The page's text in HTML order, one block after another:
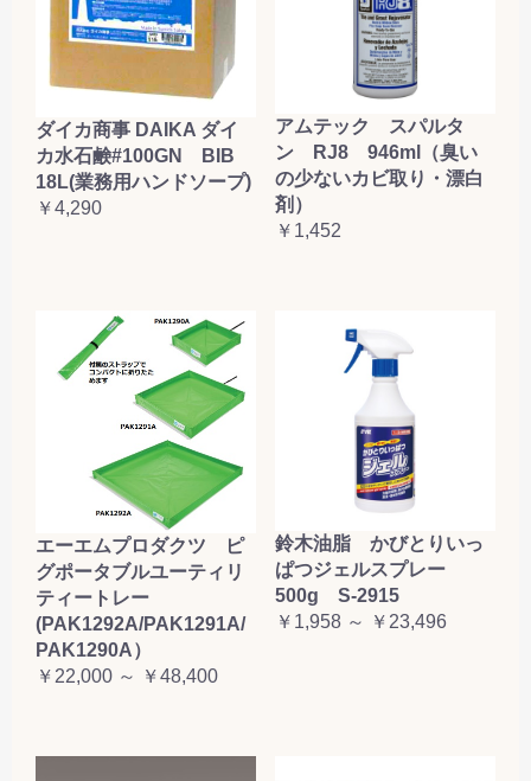
ダイカ商事 DAIKA ダイ
カ水石鹸#100GN BIB
18L(業務用ハンドソープ)
￥4,290
アムテック スパルタ
ン RJ8 946ml（臭い
の少ないカビ取り・漂白
剤）
￥1,452
エーエムプロダクツ ピ
グポータブルユーティリ
ティートレー
(PAK1292A/PAK1291A/
PAK1290A）
￥22,000 ～ ￥48,400
鈴木油脂 かびとりいっ
ぱつジェルスプレー
500g S-2915
￥1,958 ～ ￥23,496